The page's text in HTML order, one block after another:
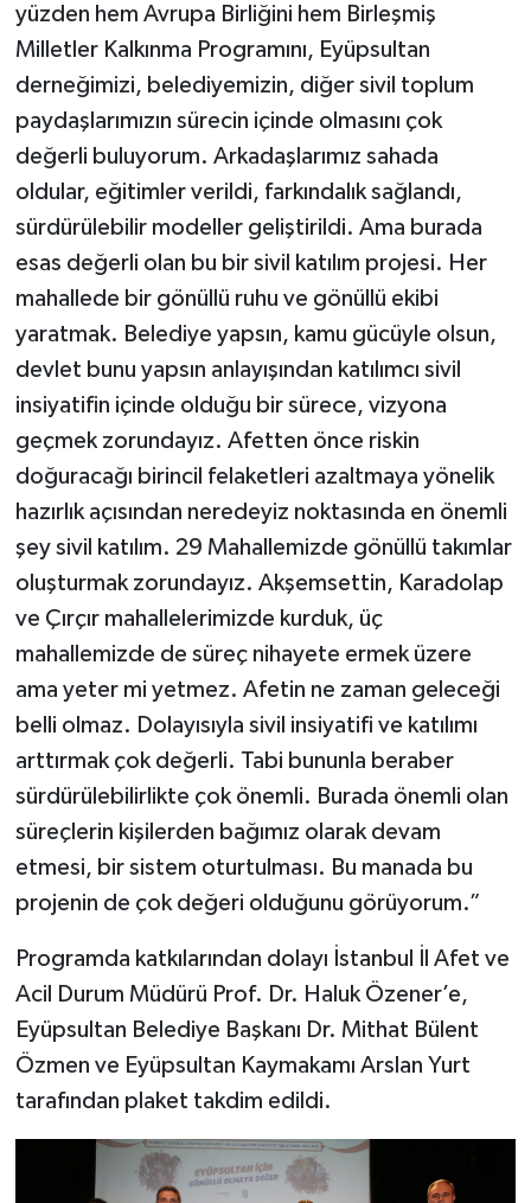
yüzden hem Avrupa Birliğini hem Birleşmiş
Milletler Kalkınma Programını, Eyüpsultan
derneğimizi, belediyemizin, diğer sivil toplum
paydaşlarımızın sürecin içinde olmasını çok
değerli buluyorum. Arkadaşlarımız sahada
oldular, eğitimler verildi, farkındalık sağlandı,
sürdürülebilir modeller geliştirildi. Ama burada
esas değerli olan bu bir sivil katılım projesi. Her
mahallede bir gönüllü ruhu ve gönüllü ekibi
yaratmak. Belediye yapsın, kamu gücüyle olsun,
devlet bunu yapsın anlayışından katılımcı sivil
insiyatifin içinde olduğu bir sürece, vizyona
geçmek zorundayız. Afetten önce riskin
doğuracağı birincil felaketleri azaltmaya yönelik
hazırlık açısından neredeyiz noktasında en önemli
şey sivil katılım. 29 Mahallemizde gönüllü takımlar
oluşturmak zorundayız. Akşemsettin, Karadolap
ve Çırçır mahallelerimizde kurduk, üç
mahallemizde de süreç nihayete ermek üzere
ama yeter mi yetmez. Afetin ne zaman geleceği
belli olmaz. Dolayısıyla sivil insiyatifi ve katılımı
arttırmak çok değerli. Tabi bununla beraber
sürdürülebilirlikte çok önemli. Burada önemli olan
süreçlerin kişilerden bağımız olarak devam
etmesi, bir sistem oturtulması. Bu manada bu
projenin de çok değeri olduğunu görüyorum.”
Programda katkılarından dolayı İstanbul İl Afet ve
Acil Durum Müdürü Prof. Dr. Haluk Özener’e,
Eyüpsultan Belediye Başkanı Dr. Mithat Bülent
Özmen ve Eyüpsultan Kaymakamı Arslan Yurt
tarafından plaket takdim edildi.